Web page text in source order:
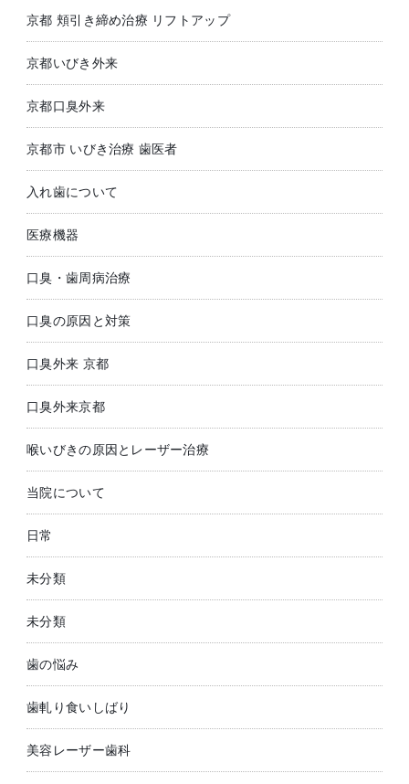
京都 頬引き締め治療 リフトアップ
京都いびき外来
京都口臭外来
京都市 いびき治療 歯医者
入れ歯について
医療機器
口臭・歯周病治療
口臭の原因と対策
口臭外来 京都
口臭外来京都
喉いびきの原因とレーザー治療
当院について
日常
未分類
未分類
歯の悩み
歯軋り食いしばり
美容レーザー歯科